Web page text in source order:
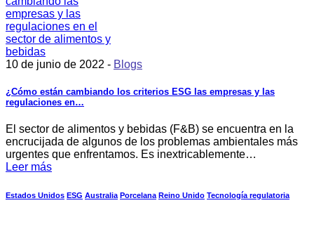
10 de junio de 2022 - Blogs
¿Cómo están cambiando los criterios ESG las empresas y las
regulaciones en…
El sector de alimentos y bebidas (F&B) se encuentra en la
encrucijada de algunos de los problemas ambientales más
urgentes que enfrentamos. Es inextricablemente…
Leer más
Estados Unidos ESG Australia Porcelana Reino Unido Tecnología regulatoria